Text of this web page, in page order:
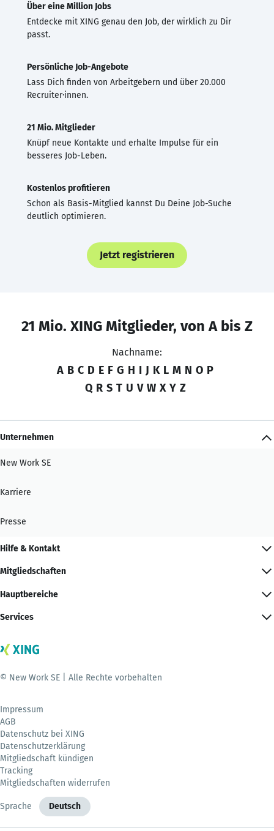
Über eine Million Jobs
Entdecke mit XING genau den Job, der wirklich zu Dir
passt.
Persönliche Job-Angebote
Lass Dich finden von Arbeitgebern und über 20.000
Recruiter·innen.
21 Mio. Mitglieder
Knüpf neue Kontakte und erhalte Impulse für ein
besseres Job-Leben.
Kostenlos profitieren
Schon als Basis-Mitglied kannst Du Deine Job-Suche
deutlich optimieren.
Jetzt registrieren
21 Mio. XING Mitglieder, von A bis Z
Nachname:
A B C D E F G H I J K L M N O P
Q R S T U V W X Y Z
Unternehmen
New Work SE
Karriere
Presse
Hilfe & Kontakt
Mitgliedschaften
Hauptbereiche
Services
© New Work SE | Alle Rechte vorbehalten
Impressum
AGB
Datenschutz bei XING
Datenschutzerklärung
Mitgliedschaft kündigen
Tracking
Mitgliedschaften widerrufen
Sprache Deutsch